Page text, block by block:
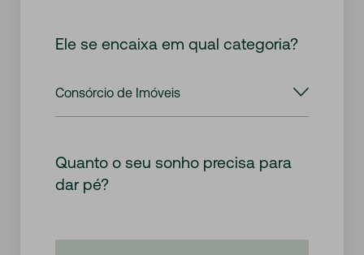
Ele se encaixa em qual categoria?
Quanto o seu sonho precisa para
dar pé?